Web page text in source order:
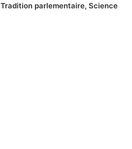
Tradition parlementaire, Science